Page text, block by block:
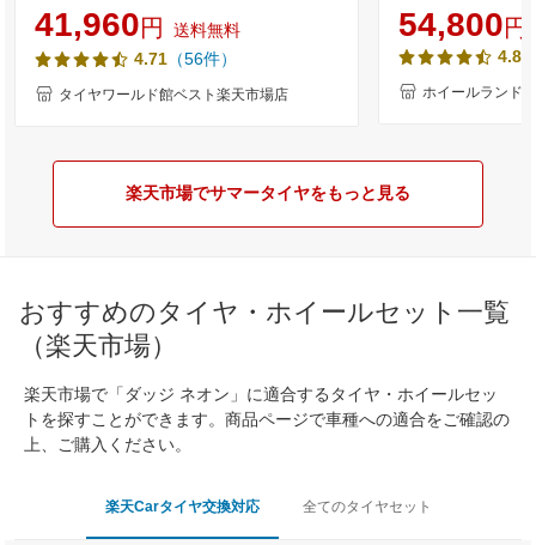
ス MP7 夏 サマータイヤ 単品4本セット
単品4本価格 《送料無料》【取付対象】
41,960円
送料無料
4.71 （56件）
タイヤワールド館ベスト楽天市場店
限定クーポン!!】
インチ サマータ
タイヤ
RV-03 205/60-16
54,800円
4.85
ホイールランド
楽天市場でサマータイヤをもっと見る
おすすめのタイヤ・ホイールセット一覧
（楽天市場）
楽天市場で「ダッジ ネオン」に適合するタイヤ・ホイールセッ
トを探すことができます。商品ページで車種への適合をご確認の
上、ご購入ください。
楽天Carタイヤ交換対応 全てのタイヤセット